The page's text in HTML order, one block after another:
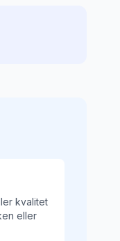
kvalitet
eller